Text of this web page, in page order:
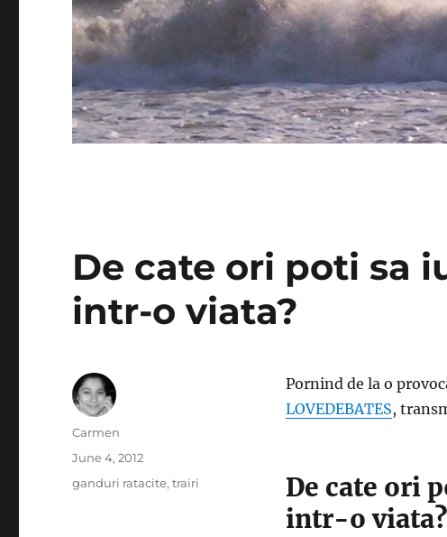
De cate ori poti sa
intr-o viata?
Pornind de la o
LOVEDEBATES,
De cate ori
intr-o viata?
Author
Carmen
Posted
June 4, 2012
Categories
ganduri ratacite,trairi